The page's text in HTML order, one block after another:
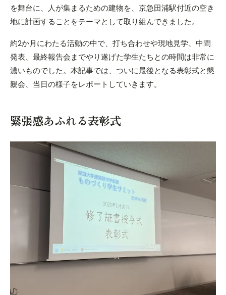
を舞台に、人が集まるための建物を、京急田浦駅付近の空き
地に計画することをテーマとして取り組んできました。
約2か月にわたる活動の中で、打ち合わせや現地見学、中間
発表、最終報告会までやり遂げた学生たちとの時間は非常に
濃いものでした。 本記事では、ついに最後となる表彰式と懇
親会、当日の様子をレポートしていきます。
緊張感あふれる表彰式